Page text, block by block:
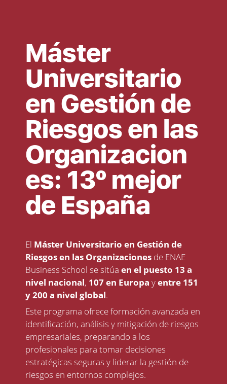
Máster
Universitario
en Gestión de
Riesgos en las
Organizacion
es: 13º mejor
de España
El Máster Universitario en Gestión de
Riesgos en las Organizaciones de ENAE
Business School se sitúa en el puesto 13 a
nivel nacional, 107 en Europa yentre 151
y 200 a nivel global.
Este programa ofrece formación avanzada en
identificación, análisis y mitigación de riesgos
empresariales, preparando a los
profesionales para tomar decisiones
estratégicas seguras y liderar la gestión de
riesgos en entornos complejos.